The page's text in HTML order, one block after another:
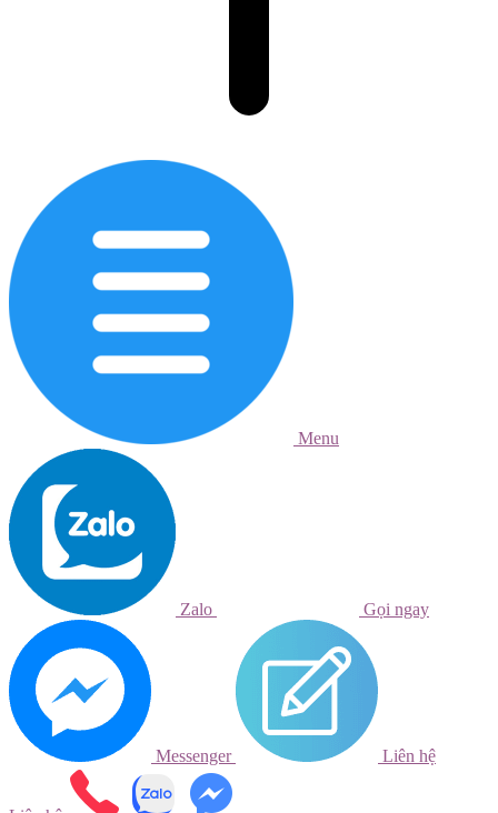
Menu
Zalo Gọi ngay
Messenger Liên hệ